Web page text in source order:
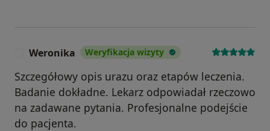
Weronika Weryfikacja wizyty
Szczegółowy opis urazu oraz etapów leczenia.
Badanie dokładne. Lekarz odpowiadał rzeczowo
na zadawane pytania. Profesjonalne podejście
do pacjenta.